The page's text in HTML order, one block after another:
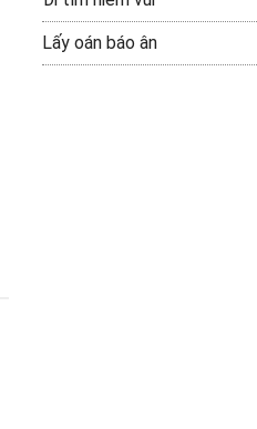
Lấy oán báo ân